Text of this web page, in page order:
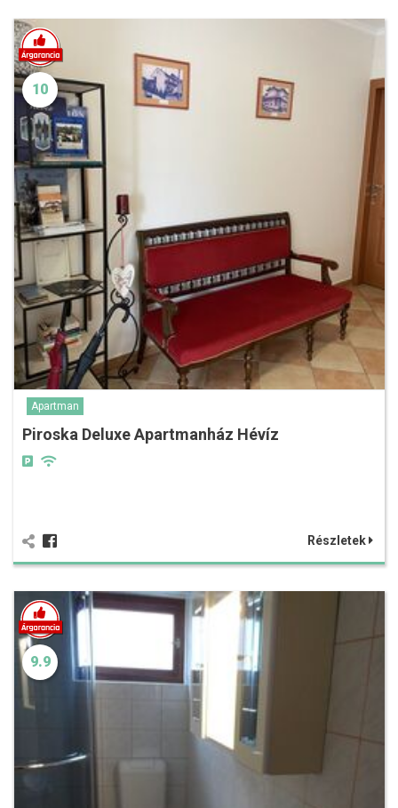
10
Apartman
Piroska Deluxe Apartmanház Hévíz
Részletek
9.9